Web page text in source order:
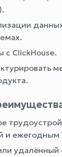
с ClickHouse.
и ежегодным